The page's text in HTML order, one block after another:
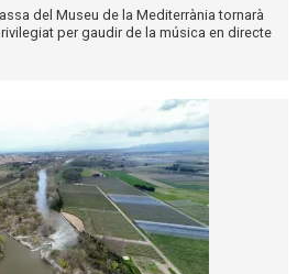
del Museu de la Mediterrània tornarà
per gaudir de la música en directe